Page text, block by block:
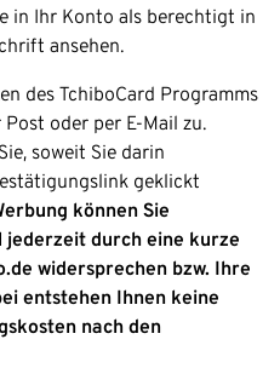
in Ihr Konto als berechtigt in
ansehen.
des TchiboCard Programms
oder per E-Mail zu.
soweit Sie darin
geklickt
können Sie
jederzeit durch eine kurze
widersprechen bzw. Ihre
entstehen Ihnen keine
nach den